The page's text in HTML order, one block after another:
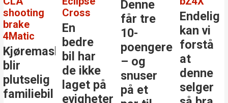
shooting
brake
4Matic
Kjøremaskinen
blir
plutselig
familiebil
Cross
En
bedre
bil har
de ikke
laget på
evigheter
Denne
får tre
10-
poengere
– og
snuser
på et
Endelig
kan vi
forstå
at
denne
selger